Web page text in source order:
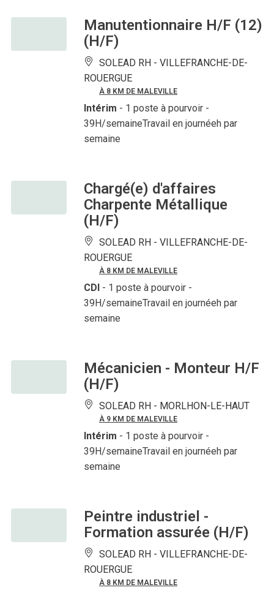
Manutentionnaire H/F (12)
(H/F)
SOLEAD RH - VILLEFRANCHE-DE-
ROUERGUE
À 8 KM DE MALEVILLE
Intérim - 1 poste à pourvoir -
39H/semaineTravail en journéeh par
semaine
Chargé(e) d'affaires
Charpente Métallique
(H/F)
SOLEAD RH - VILLEFRANCHE-DE-
ROUERGUE
À 8 KM DE MALEVILLE
CDI - 1 poste à pourvoir -
39H/semaineTravail en journéeh par
semaine
Mécanicien - Monteur H/F
(H/F)
SOLEAD RH - MORLHON-LE-HAUT
À 9 KM DE MALEVILLE
Intérim - 1 poste à pourvoir -
39H/semaineTravail en journéeh par
semaine
Peintre industriel -
Formation assurée (H/F)
SOLEAD RH - VILLEFRANCHE-DE-
ROUERGUE
À 8 KM DE MALEVILLE